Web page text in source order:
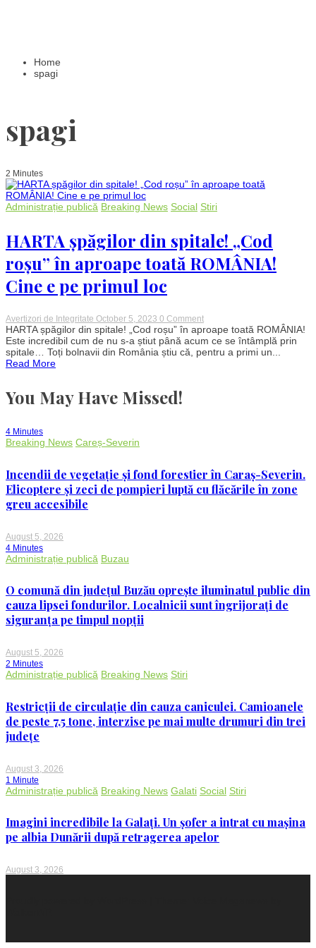
Home
spagi
spagi
2 Minutes
Administrație publică Breaking News Social Stiri
HARTA șpăgilor din spitale! „Cod
roșu” în aproape toată ROMÂNIA!
Cine e pe primul loc
Avertizori de Integritate October 5, 2023 0 Commenton
HARTA
șpăgilor
din
spitale!
HARTA șpăgilor din spitale! „Cod roșu” în aproape toată ROMÂNIA!
Este incredibil cum de nu s-a știut până acum ce se întâmplă prin
spitale… Toți bolnavii din România știu că, pentru a primi un...
Read More
You May Have Missed!
4 Minutes
Breaking News Careș-Severin
Incendii de vegetație și fond forestier în Caraș-Severin.
Elicoptere și zeci de pompieri luptă cu flăcările în zone
greu accesibile
August 5, 2026
4 Minutes
Administrație publică Buzau
O comună din județul Buzău oprește iluminatul public din
cauza lipsei fondurilor. Localnicii sunt îngrijorați de
siguranța pe timpul nopții
August 5, 2026
2 Minutes
Administrație publică Breaking News Stiri
Restricții de circulație din cauza caniculei. Camioanele
de peste 7,5 tone, interzise pe mai multe drumuri din trei
județe
August 3, 2026
1 Minute
Administrație publică Breaking News Galati Social Stiri
Imagini incredibile la Galați. Un șofer a intrat cu mașina
pe albia Dunării după retragerea apelor
August 3, 2026